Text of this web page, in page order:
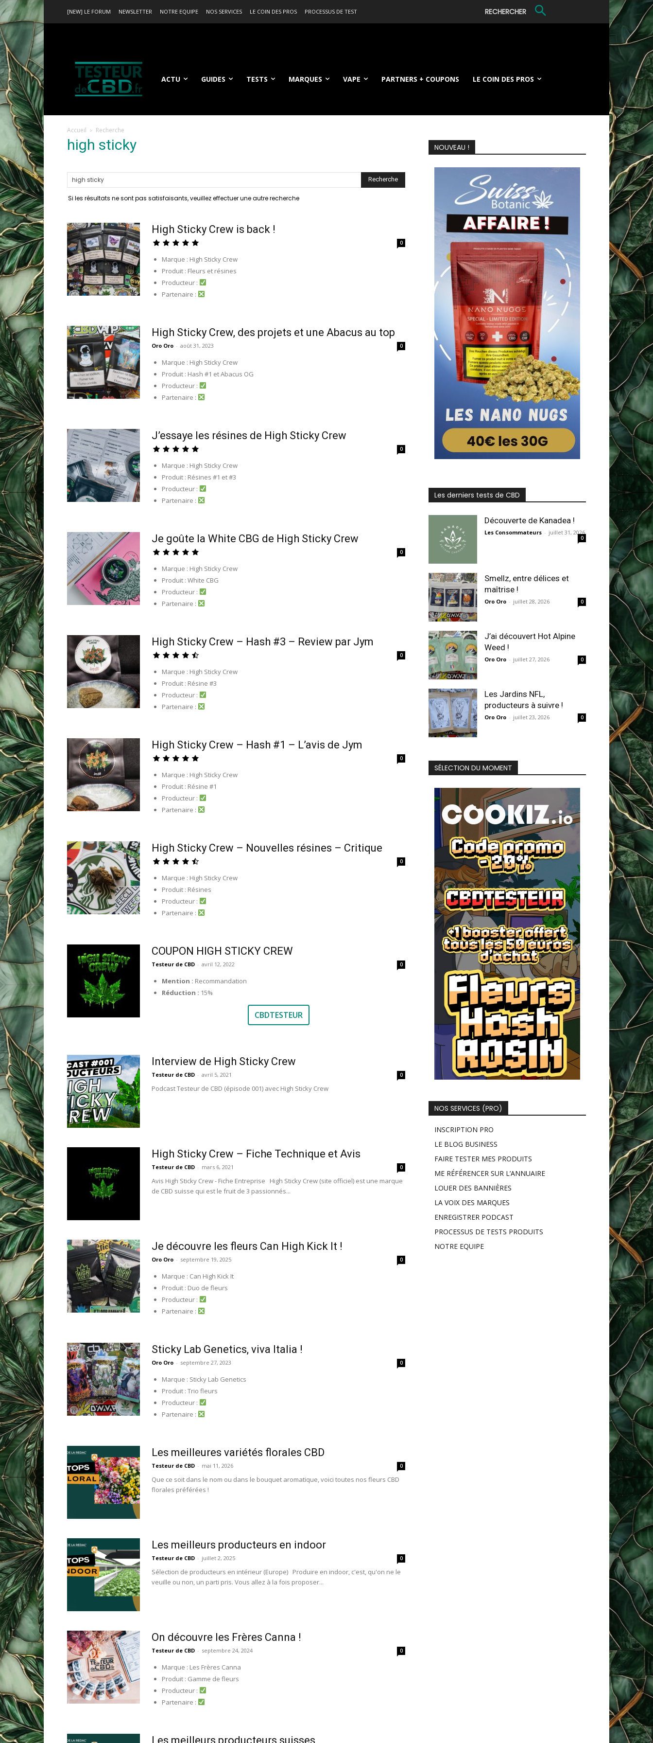
[NEW] LE FORUM NEWSLETTER NOTRE EQUIPE NOS SERVICES LE COIN DES PROS PROCESSUS DE TEST RECHERCHER
ACTU GUIDES TESTS MARQUES VAPE PARTNERS + COUPONS LE COIN DES PROS
Accueil Recherche
high sticky
Si les résultats ne sont pas satisfaisants, veuillez effectuer une autre recherche
High Sticky Crew is back !
0
Marque : High Sticky Crew
Produit : Fleurs et résines
Producteur :
Partenaire :
High Sticky Crew, des projets et une Abacus au top
Oro Oro - août 31, 2023 0
Marque : High Sticky Crew
Produit : Hash #1 et Abacus OG
Producteur :
Partenaire :
J’essaye les résines de High Sticky Crew
0
Marque : High Sticky Crew
Produit : Résines #1 et #3
Producteur :
Partenaire :
Je goûte la White CBG de High Sticky Crew
0
Marque : High Sticky Crew
Produit : White CBG
Producteur :
Partenaire :
High Sticky Crew – Hash #3 – Review par Jym
0
Marque : High Sticky Crew
Produit : Résine #3
Producteur :
Partenaire :
High Sticky Crew – Hash #1 – L’avis de Jym
0
Marque : High Sticky Crew
Produit : Résine #1
Producteur :
Partenaire :
High Sticky Crew – Nouvelles résines – Critique
0
Marque : High Sticky Crew
Produit : Résines
Producteur :
Partenaire :
COUPON HIGH STICKY CREW
Testeur de CBD - avril 12, 2022 0
Mention : Recommandation
Réduction : 15%
CBDTESTEUR
Interview de High Sticky Crew
Testeur de CBD - avril 5, 2021 0
Podcast Testeur de CBD (épisode 001) avec High Sticky Crew
High Sticky Crew – Fiche Technique et Avis
Testeur de CBD - mars 6, 2021 0
Avis High Sticky Crew - Fiche Entreprise High Sticky Crew (site officiel) est une marque
de CBD suisse qui est le fruit de 3 passionnés...
Je découvre les fleurs Can High Kick It !
Oro Oro - septembre 19, 2025 0
Marque : Can High Kick It
Produit : Duo de fleurs
Producteur :
Partenaire :
Sticky Lab Genetics, viva Italia !
Oro Oro - septembre 27, 2023 0
Marque : Sticky Lab Genetics
Produit : Trio fleurs
Producteur :
Partenaire :
Les meilleures variétés florales CBD
Testeur de CBD - mai 11, 2026 0
Que ce soit dans le nom ou dans le bouquet aromatique, voici toutes nos fleurs CBD
florales préférées !
Les meilleurs producteurs en indoor
Testeur de CBD - juillet 2, 2025 0
Sélection de producteurs en intérieur (Europe) Produire en indoor, c'est, qu'on ne le
veuille ou non, un parti pris. Vous allez à la fois proposer...
On découvre les Frères Canna !
Testeur de CBD - septembre 24, 2024 0
Marque : Les Frères Canna
Produit : Gamme de fleurs
Producteur :
Partenaire :
Les meilleurs producteurs suisses
NOUVEAU !
Les derniers tests de CBD
Découverte de Kanadea !
Les Consommateurs - juillet 31, 2026
0
Smellz, entre délices et
maîtrise !
Oro Oro - juillet 28, 2026 0
J’ai découvert Hot Alpine
Weed !
Oro Oro - juillet 27, 2026 0
Les Jardins NFL,
producteurs à suivre !
Oro Oro - juillet 23, 2026 0
SÉLECTION DU MOMENT
NOS SERVICES (PRO)
INSCRIPTION PRO
LE BLOG BUSINESS
FAIRE TESTER MES PRODUITS
ME RÉFÉRENCER SUR L’ANNUAIRE
LOUER DES BANNIÈRES
LA VOIX DES MARQUES
ENREGISTRER PODCAST
PROCESSUS DE TESTS PRODUITS
NOTRE EQUIPE